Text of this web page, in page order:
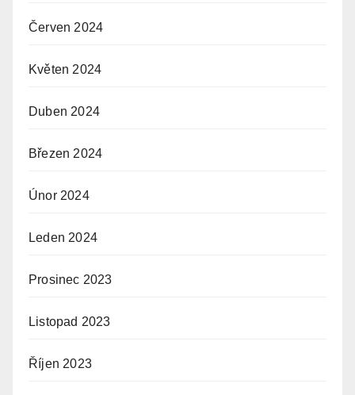
Červen 2024
Květen 2024
Duben 2024
Březen 2024
Únor 2024
Leden 2024
Prosinec 2023
Listopad 2023
Říjen 2023